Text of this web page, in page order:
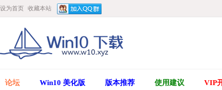
设为首页 收藏本站
论坛 Win10 美化版 版本推荐 使用建议 VIP